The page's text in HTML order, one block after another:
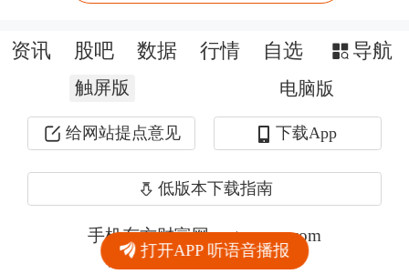
打开APP 听语音播报
资讯 股吧 数据 行情 自选 导航
触屏版 电脑版
给网站提点意见 下载App
低版本下载指南
手机东方财富网 eastmoney.com
网站备案号:沪ICP备05006054号-11